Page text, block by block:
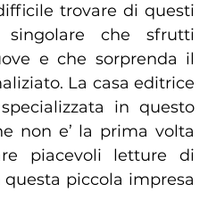
trovare di questi
che sfrutti
e che sorprenda il
La casa editrice
in questo
non e’ la prima volta
piacevoli letture di
piccola impresa